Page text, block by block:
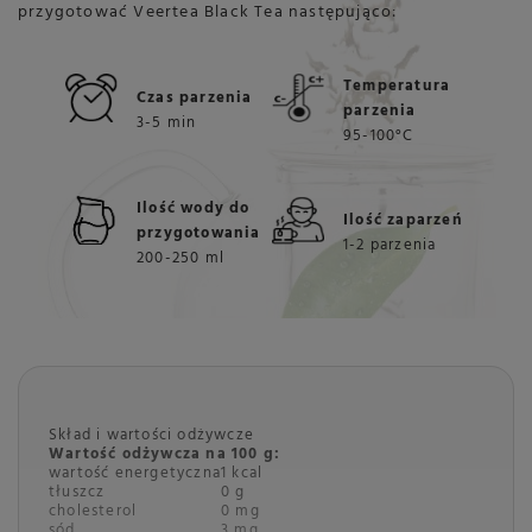
przygotować Veertea Black Tea następująco:
Czas parzenia
3-5 min
Temperatura
parzenia
95-100°C
Ilość wody do
przygotowania
200-250 ml
Ilość zaparzeń
1-2 parzenia
Skład i wartości odżywcze
Wartość odżywcza na 100 g:
wartość energetyczna1 kcal
tłuszcz 0 g
cholesterol 0 mg